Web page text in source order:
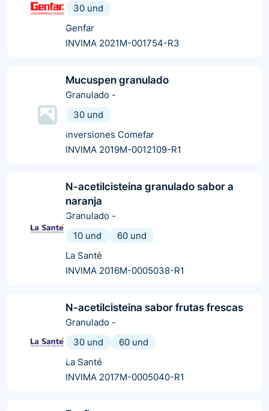
30 und
Genfar
INVIMA 2021M-001754-R3
Mucuspen granulado
Granulado -
30 und
Inversiones Comefar
INVIMA 2019M-0012109-R1
N-acetilcisteina granulado sabor a
naranja
Granulado -
10 und
60 und
La Santé
INVIMA 2016M-0005038-R1
N-acetilcisteina sabor frutas frescas
Granulado -
30 und
60 und
La Santé
INVIMA 2017M-0005040-R1